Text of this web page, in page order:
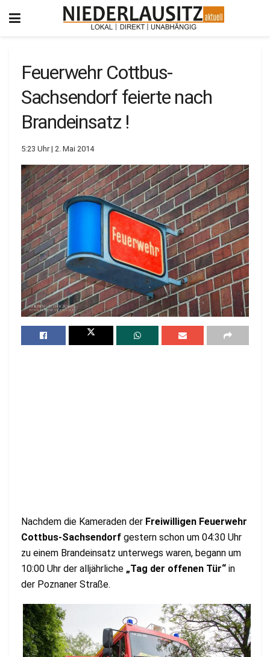
Feuerwehr Cottbus-
Sachsendorf feierte nach
Brandeinsatz !
5:23 Uhr | 2. Mai 2014
Nachdem die Kameraden der Freiwilligen Feuerwehr
Cottbus-Sachsendorf gestern schon um 04:30 Uhr
zu einem Brandeinsatz unterwegs waren, begann um
10:00 Uhr der alljährliche „Tag der offenen Tür“ in
der Poznaner Straße.